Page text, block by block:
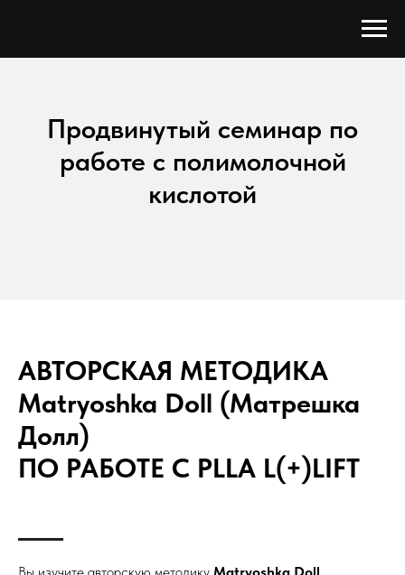
Продвинутый семинар по
работе с полимолочной
кислотой
АВТОРСКАЯ МЕТОДИКА
Matryoshka Doll (Матрешка
Долл)
ПО РАБОТЕ С PLLA L(+)LIFT